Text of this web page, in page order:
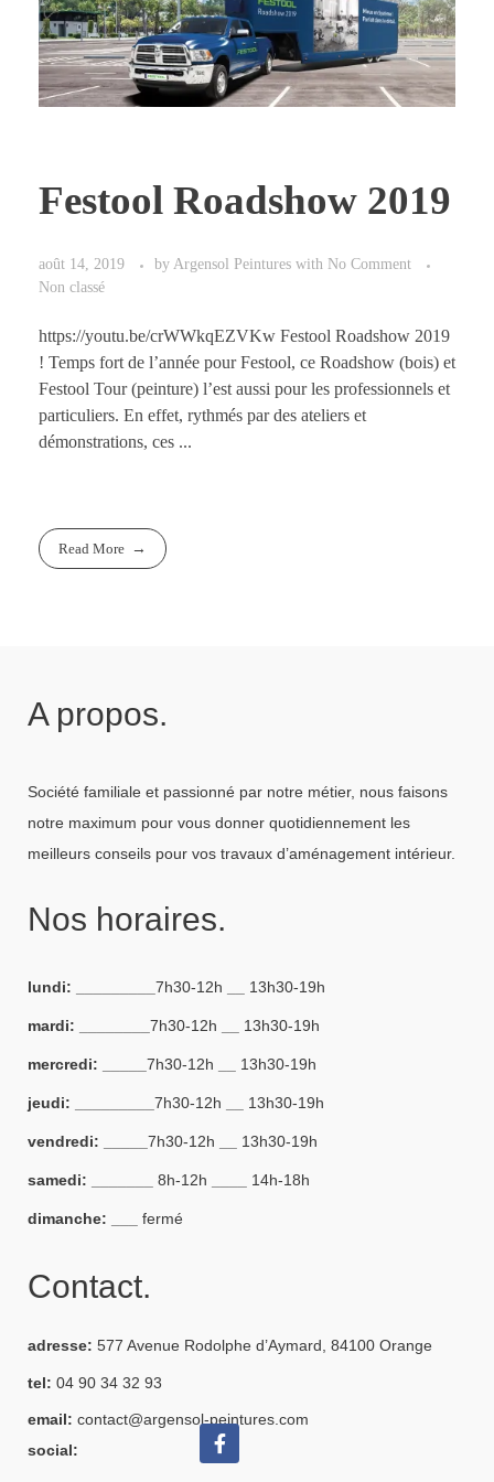
Festool Roadshow 2019
août 14, 2019 byArgensol Peintures with No Comment
Non classé
https://youtu.be/crWWkqEZVKw Festool Roadshow 2019
! Temps fort de l’année pour Festool, ce Roadshow (bois) et
Festool Tour (peinture) l’est aussi pour les professionnels et
particuliers. En effet, rythmés par des ateliers et
démonstrations, ces ...
Read More
A propos.
Société familiale et passionné par notre métier, nous faisons
notre maximum pour vous donner quotidiennement les
meilleurs conseils pour vos travaux d’aménagement intérieur.
Nos horaires.
lundi: _________ 7h30-12h 13h30-19h
mardi: ________ 7h30-12h 13h30-19h
mercredi: _____ 7h30-12h 13h30-19h
jeudi: _________ 7h30-12h 13h30-19h
vendredi: _____ 7h30-12h 13h30-19h
samedi: _______ 8h-12h 14h-18h
dimanche: ___ fermé
Contact.
adresse: 577 Avenue Rodolphe d’Aymard, 84100 Orange
tel: 04 90 34 32 93
email: contact@argensol-peintures.com
social: